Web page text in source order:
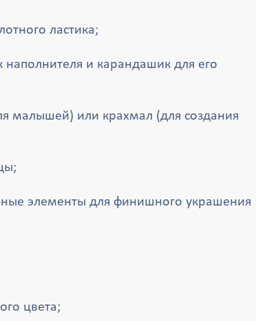
ластика;
и карандашик для его
малышей) или крахмал (для создания
элементы для финишного украшения
цвета;